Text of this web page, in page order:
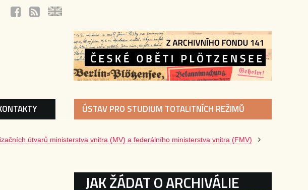
ÚSTAV PRO STUDIUM TOTALITNÍCH REŽIMŮ
útvarů ministerstva vnitra (MV) a federálního ministerstva vnitra (FMV)
KATEGORIE
JAK ŽÁDAT O ARCHIVÁLIE